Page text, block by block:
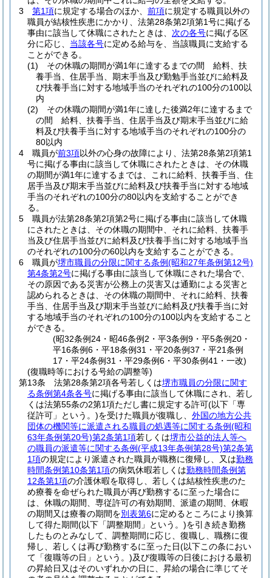
3
第1項に規定する場合のほか、 前項に規定する職員以外の
職員が結核性疾患にかかり、法第28条第2項第1号に掲げる
事由に該当して休職にされたときは、 次の各号に掲げる区
分に応じ、 当該各号に定める給与を、当該職員に支給する
ことができる。
(1)
その休職の期間が満1年に達するまでの間 給料、扶
養手当、住居手当、期末手当及び勤勉手当並びに給料及
び扶養手当に対する地域手当のそれぞれの100分の100以
内
(2)
その休職の期間が満1年に達した後満2年に達するまで
の間 給料、扶養手当、住居手当及び期末手当並びに給
料及び扶養手当に対する地域手当のそれぞれの100分の
80以内
4
職員が前3項以外の心身の故障により、法第28条第2項第1
号に掲げる事由に該当して休職にされたときは、その休職
の期間が満1年に達するまでは、これに給料、扶養手当、住
居手当及び期末手当並びに給料及び扶養手当に対する地域
手当のそれぞれの100分の80以内を支給することができ
る。
5
職員が法第28条第2項第2号に掲げる事由に該当して休職
にされたときは、その休職の期間中、それに給料、扶養手
当及び住居手当並びに給料及び扶養手当に対する地域手当
のそれぞれの100分の60以内を支給することができる。
6
職員が堺市職員の分限に関する条例(昭和27年条例第12号)
第4条第2号に掲げる事由に該当して休職にされた場合で、
その原因である災害が公務上の災害又は通勤による災害と
認められるときは、その休職の期間中、それに給料、扶養
手当、住居手当及び期末手当並びに給料及び扶養手当に対
する地域手当のそれぞれの100分の100以内を支給すること
ができる。
(昭32条例24・昭46条例2・平3条例9・平5条例20・
平16条例6・平18条例31・平20条例37・平21条例
17・平24条例31・平29条例6・平30条例41・一改)
(復職時等における号給の調整等)
第13条
法第28条第2項各号若しくは堺市職員の分限に関す
る条例第4条各号に掲げる事由に該当して休職にされ、若し
くは法第55条の2第1項ただし書に規定する許可(以下「専
従許可」という。)を受けた職員が復職し、 外国の地方公共
団体の機関等に派遣される職員の処遇等に関する条例(昭和
63年条例第20号)第2条第1項若しくは堺市公益的法人等へ
の職員の派遣等に関する条例(平成13年条例第28号)第2条第
1項の規定により派遣された職員が職務に復帰し、又は勤務
時間条例第10条第1項の病気休暇若しくは勤務時間条例第
12条第1項の介護休暇を取得し、若しくは結核性疾患のた
め療養を命ぜられた職員が再び勤務するに至った場合に
は、休職の期間、専従許可の有効期間、派遣の期間、休暇
の期間又は療養の期間を別表第6に定めるところにより換算
して得た期間(以下「調整期間」という。)を引き続き勤務
したものとみなして、調整期間に応じ、復職し、職務に復
帰し、若しくは再び勤務するに至った日(以下この条におい
て「復職等の日」という。)及び復職等の日後における最初
の昇給日又はそのいずれかの日に、昇給の場合に準じてそ